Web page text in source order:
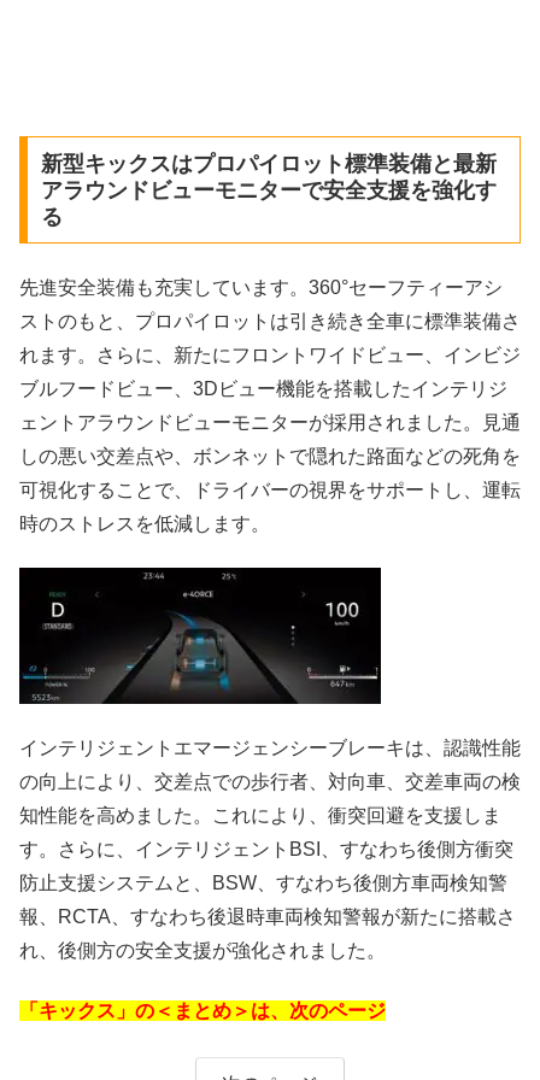
新型キックスはプロパイロット標準装備と最新
アラウンドビューモニターで安全支援を強化す
る
先進安全装備も充実しています。360°セーフティーアシ
ストのもと、プロパイロットは引き続き全車に標準装備さ
れます。さらに、新たにフロントワイドビュー、インビジ
ブルフードビュー、3Dビュー機能を搭載したインテリジ
ェントアラウンドビューモニターが採用されました。見通
しの悪い交差点や、ボンネットで隠れた路面などの死角を
可視化することで、ドライバーの視界をサポートし、運転
時のストレスを低減します。
インテリジェントエマージェンシーブレーキは、認識性能
の向上により、交差点での歩行者、対向車、交差車両の検
知性能を高めました。これにより、衝突回避を支援しま
す。さらに、インテリジェントBSI、すなわち後側方衝突
防止支援システムと、BSW、すなわち後側方車両検知警
報、RCTA、すなわち後退時車両検知警報が新たに搭載さ
れ、後側方の安全支援が強化されました。
「キックス」の＜まとめ＞は、次のページ